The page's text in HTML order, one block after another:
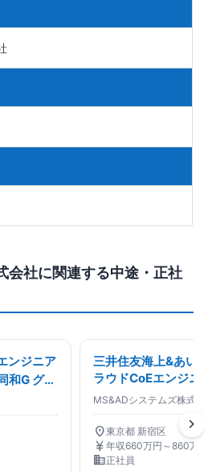
会社に関連する中途・正社
ンジニア
和G グル
三井住友海上&あい
ラウドCoEエンジ
7h 内販100%/社内
MS&ADシステムズ株式
location_on東京都 新宿区
currency_yen年収660万円～860万
business正社員
chevron_right